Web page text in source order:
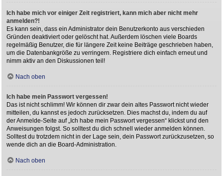
Ich habe mich vor einiger Zeit registriert, kann mich aber nicht mehr
anmelden?!
Es kann sein, dass ein Administrator dein Benutzerkonto aus verschieden
Gründen deaktiviert oder gelöscht hat. Außerdem löschen viele Boards
regelmäßig Benutzer, die für längere Zeit keine Beiträge geschrieben haben,
um die Datenbankgröße zu verringern. Registriere dich einfach erneut und
nimm aktiv an den Diskussionen teil!
Nach oben
Ich habe mein Passwort vergessen!
Das ist nicht schlimm! Wir können dir zwar dein altes Passwort nicht wieder
mitteilen, du kannst es jedoch zurücksetzen. Dies machst du, indem du auf
der Anmelde-Seite auf „Ich habe mein Passwort vergessen“ klickst und den
Anweisungen folgst. So solltest du dich schnell wieder anmelden können.
Solltest du trotzdem nicht in der Lage sein, dein Passwort zurückzusetzen, so
wende dich an die Board-Administration.
Nach oben